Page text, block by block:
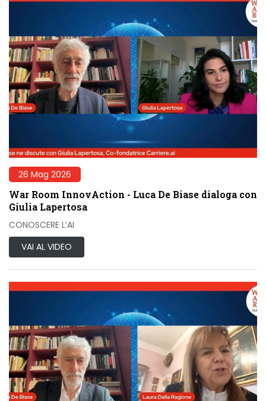
26 Mag 2026
War Room InnovAction - Luca De Biase dialoga con
Giulia Lapertosa
CONOSCERE L’AI
VAI AL VIDEO